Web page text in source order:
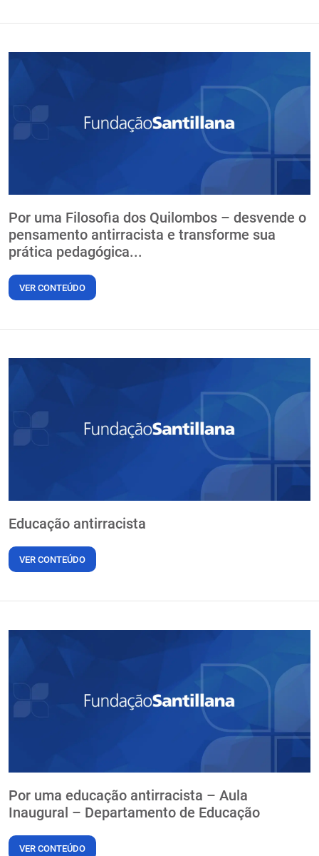
Por uma Filosofia dos Quilombos – desvende o
pensamento antirracista e transforme sua
prática pedagógica...
VER CONTEÚDO
Educação antirracista
VER CONTEÚDO
Por uma educação antirracista – Aula
Inaugural – Departamento de Educação
VER CONTEÚDO